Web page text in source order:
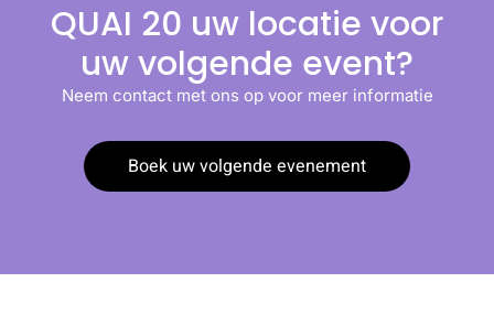
QUAI 20 uw locatie voor
uw volgende event?
Neem contact met ons op voor meer informatie
Boek uw volgende evenement